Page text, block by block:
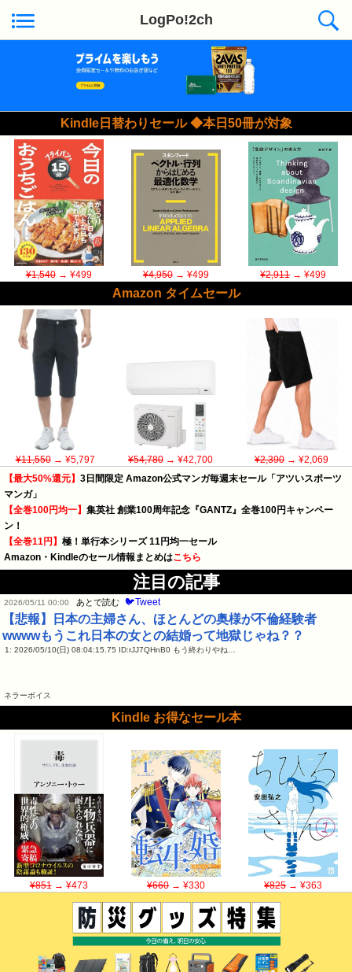
LogPo!2ch
Kindle日替わりセール ◆本日50冊が対象
¥1,540→ ¥499 ¥4,950→ ¥499 ¥2,911→ ¥499
Amazon タイムセール
¥11,550→ ¥5,797 ¥54,780 → ¥42,700 ¥2,390 → ¥2,069
【最大50%還元】 3日間限定 Amazon公式マンガ毎週末セール「アツいスポーツ
マンガ」
【全巻100円均一】 集英社 創業100周年記念『GANTZ』全巻100円キャンペー
ン！
【全巻11円】 極！単行本シリーズ 11円均一セール
Amazon・Kindleのセール情報まとめはこちら
注目の記事
2026/05/11 00:00 あとで読む 🐦Tweet
【悲報】日本の主婦さん、ほとんどの奥様が不倫経験者
wwwwもうこれ日本の女との結婚って地獄じゃね？？
1: 2026/05/10(日) 08:04:15.75 ID:rJJ7QHnB0 もう終わりやね…
ネラーボイス
Kindle お得なセール本
¥851→ ¥473 ¥660→ ¥330 ¥825→ ¥363